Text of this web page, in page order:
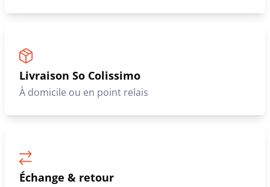
Livraison So Colissimo
À domicile ou en point relais
Échange & retour